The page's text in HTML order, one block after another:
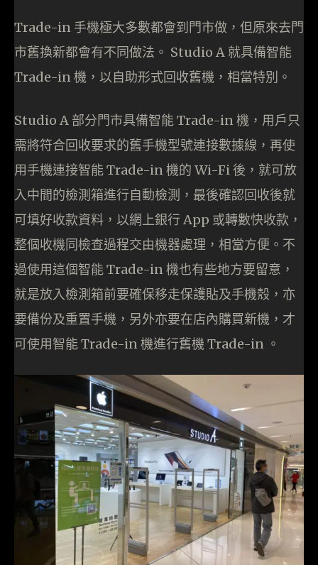
Trade-in 手機極大多數都會到門市做，但原來去門
市舊換新都會有不同做法。 Studio A 就具備智能
Trade-in 機，以自助形式回收舊機，相當特別。
Studio A 部分門市具備智能 Trade-in 機，用戶只
需將符合回收要求的舊手機型號連接數據線，再使
用手機連接智能 Trade-in 機的 Wi-Fi 後，就可放
入中間的檢測箱進行自動檢測，最後確認回收後就
可填好收款資料，以網上銀行 App 或轉數快收款，
整個收機同檢查過程交由機器處理，相當方便。不
過使用這個智能 Trade-in 機也有些地方要留意，
就是放入檢測箱前要確保移走保護貼及手機殼，亦
要備份及重置手機，另外亦要在店內購買新機，才
可使用智能 Trade-in 機進行舊機 Trade-in 。